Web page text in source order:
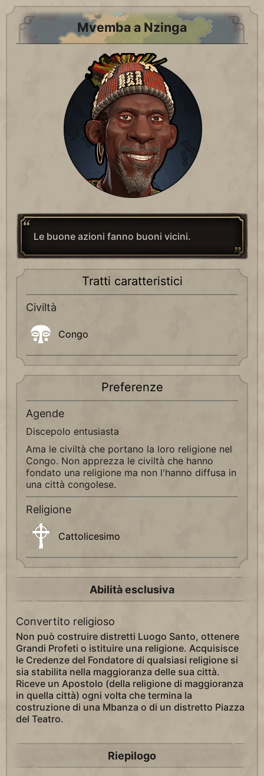
Mvemba a Nzinga
Le buone azioni fanno buoni vicini.
Tratti caratteristici
Civiltà
Congo
Preferenze
Agende
Discepolo entusiasta
Ama le civiltà che portano la loro religione nel
Congo. Non apprezza le civiltà che hanno
fondato una religione ma non l'hanno diffusa in
una città congolese.
Religione
Cattolicesimo
Abilità esclusiva
Convertito religioso
Non può costruire distretti Luogo Santo, ottenere
Grandi Profeti o istituire una religione. Acquisisce
le Credenze del Fondatore di qualsiasi religione si
sia stabilita nella maggioranza delle sua città.
Riceve un Apostolo (della religione di maggioranza
in quella città) ogni volta che termina la
costruzione di una Mbanza o di un distretto Piazza
del Teatro.
Riepilogo